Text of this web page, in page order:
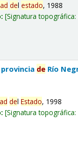
delestado, 1988
Signatura topográfica:
de Río
delEstado, 1998
Signatura topográfica: